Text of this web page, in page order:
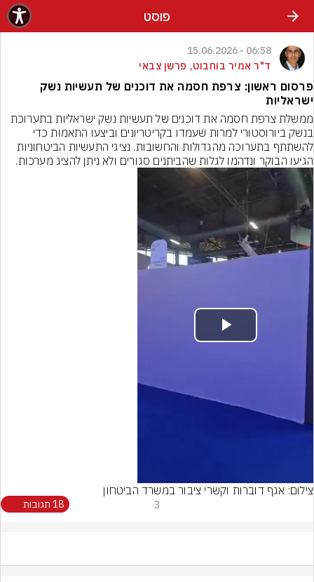
פוסט
06:58 - 15.06.2026
ד"ר אמיר בוחבוט, פרשן צבאי
פרסום ראשון: צרפת חסמה את דוכנים של תעשיות נשק
ישראליות
להשתתף בתערוכה מהגדולות והחשובות. נציגי התעשיות הביטחוניות
הגיעו הבוקר ונדהמו לגלות שהביתנים סגורים ולא ניתן להציג מערכות.
Play
צילום: אגף דוברות וקשרי ציבור במשרד הביטחון
3 18 תגובות